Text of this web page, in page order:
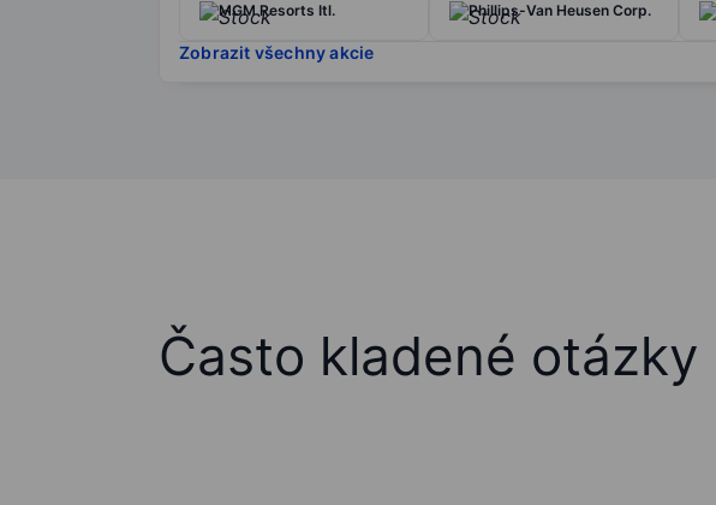
MGM Resorts Itl. Phillips-Van Heusen Corp.
Zobrazit všechny akcie
Často kladené otázky